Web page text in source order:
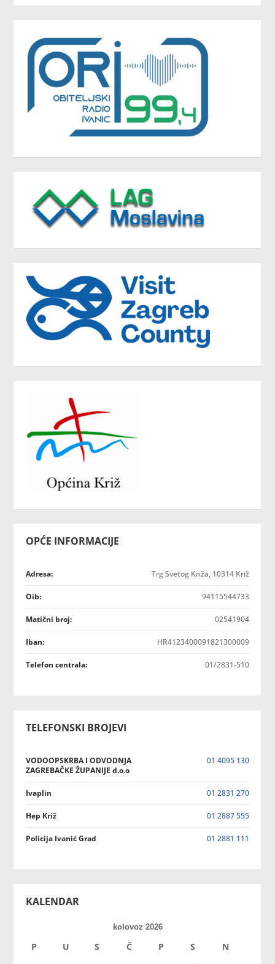
OPĆE INFORMACIJE
Adresa: Trg Svetog Križa, 10314 Križ
Oib: 94115544733
Matični broj: 02541904
Iban: HR4123400091821300009
Telefon centrala: 01/2831-510
TELEFONSKI BROJEVI
VODOOPSKRBA I ODVODNJA
ZAGREBAČKE ŽUPANIJE d.o.o
01 4095 130
Ivaplin 01 2831 270
Hep Križ 01 2887 555
Policija Ivanić Grad 01 2881 111
KALENDAR
kolovoz 2026
P U S Č P S N